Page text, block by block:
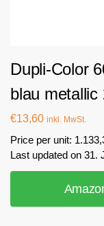
Dupli-Color
blau metallic
€13,60 inkl. MwSt.
Price per unit:
Last updated on 31.